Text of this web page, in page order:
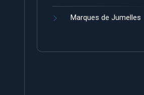
Marques de Jumelles